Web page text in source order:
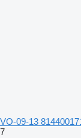
VO-09-13
7